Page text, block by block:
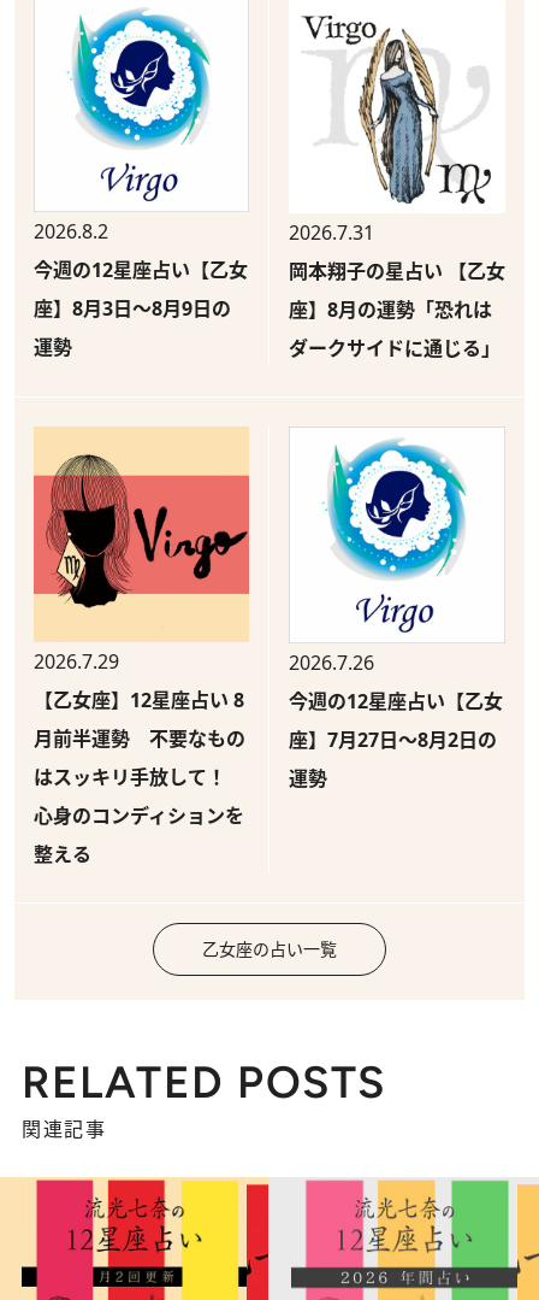
2026.8.2
今週の12星座占い【乙女
座】8月3日～8月9日の
運勢
2026.7.31
岡本翔子の星占い 【乙女
座】8月の運勢「恐れは
ダークサイドに通じる」
2026.7.29
【乙女座】12星座占い 8
月前半運勢 不要なもの
はスッキリ手放して！
心身のコンディションを
整える
2026.7.26
今週の12星座占い【乙女
座】7月27日～8月2日の
運勢
乙女座の占い一覧
RELATED POSTS
関連記事